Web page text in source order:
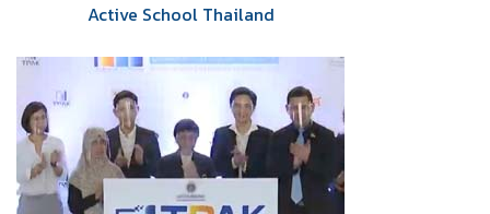
Active School Thailand